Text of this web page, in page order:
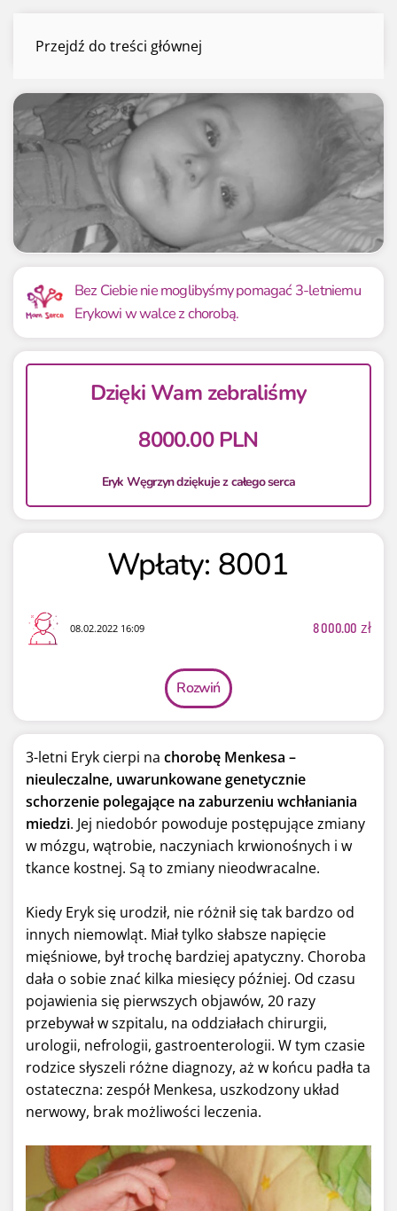
Przejdź do treści głównejEryk Węgrzyn
Mamy już
8 000.00 zł
Potrzebujemy
8 001 zł
99.99% 99.99%
Bez Ciebie nie moglibyśmy pomagać 3-letniemu
Erykowi w walce z chorobą.
Dzięki Wam zebraliśmy
8000.00 PLN
Eryk Węgrzyn dziękuje z całego serca
Wpłaty: 8001
08.02.2022 16:09 8 000.00 zł
Rozwiń
3-letni Eryk cierpi na chorobę Menkesa –
nieuleczalne, uwarunkowane genetycznie
schorzenie polegające na zaburzeniu wchłaniania
miedzi. Jej niedobór powoduje postępujące zmiany
w mózgu, wątrobie, naczyniach krwionośnych i w
tkance kostnej. Są to zmiany nieodwracalne.
Kiedy Eryk się urodził, nie różnił się tak bardzo od
innych niemowląt. Miał tylko słabsze napięcie
mięśniowe, był trochę bardziej apatyczny. Choroba
dała o sobie znać kilka miesięcy później. Od czasu
pojawienia się pierwszych objawów, 20 razy
przebywał w szpitalu, na oddziałach chirurgii,
urologii, nefrologii, gastroenterologii. W tym czasie
rodzice słyszeli różne diagnozy, aż w końcu padła ta
ostateczna: zespół Menkesa, uszkodzony układ
nerwowy, brak możliwości leczenia.